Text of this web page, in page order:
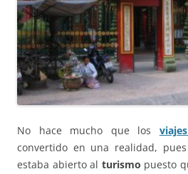
No hace mucho que los
convertido en una realidad,
estaba abierto al turismo puesto